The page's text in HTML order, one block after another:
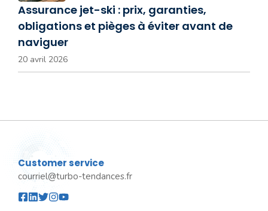
Assurance jet-ski : prix, garanties,
obligations et pièges à éviter avant de
naviguer
20 avril 2026
Customer service
courriel@turbo-tendances.fr